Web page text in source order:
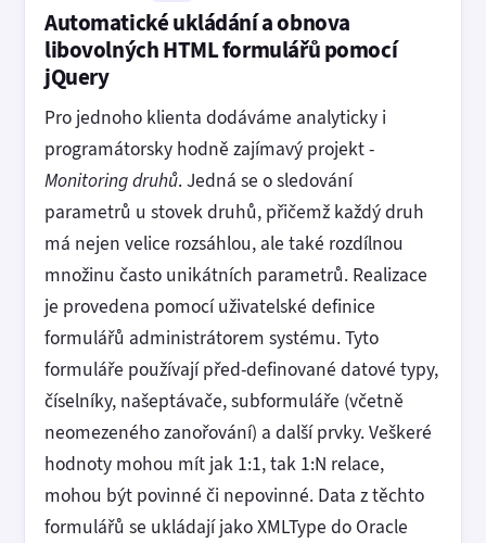
Automatické ukládání a obnova
libovolných HTML formulářů pomocí
jQuery
Pro jednoho klienta dodáváme analyticky i
programátorsky hodně zajímavý projekt -
Monitoring druhů. Jedná se o sledování
parametrů u stovek druhů, přičemž každý druh
má nejen velice rozsáhlou, ale také rozdílnou
množinu často unikátních parametrů. Realizace
je provedena pomocí uživatelské definice
formulářů administrátorem systému. Tyto
formuláře používají před-definované datové typy,
číselníky, našeptávače, subformuláře (včetně
neomezeného zanořování) a další prvky. Veškeré
hodnoty mohou mít jak 1:1, tak 1:N relace,
mohou být povinné či nepovinné. Data z těchto
formulářů se ukládají jako XMLType do Oracle